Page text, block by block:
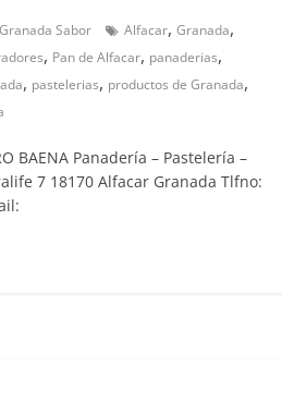
Granada Sabor Alfacar, Granada,
, Pan de Alfacar, panaderias,
, pastelerias, productos de Granada,
BAENA Panadería – Pastelería –
7 18170 Alfacar Granada Tlfno: